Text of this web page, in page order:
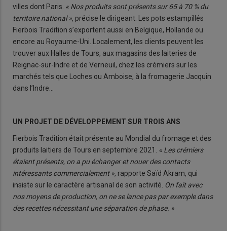
villes dont Paris. « Nos produits sont présents sur 65 à 70 % du
territoire national », précise le dirigeant. Les pots estampillés
Fierbois Tradition s’exportent aussi en Belgique, Hollande ou
encore au Royaume-Uni. Localement, les clients peuvent les
trouver aux Halles de Tours, aux magasins des laiteries de
Reignac-sur-Indre et de Verneuil, chez les crémiers sur les
marchés tels que Loches ou Amboise, à la fromagerie Jacquin
dans l’Indre…
UN PROJET DE DÉVELOPPEMENT SUR TROIS ANS
Fierbois Tradition était présente au Mondial du fromage et des
produits laitiers de Tours en septembre 2021. « Les crémiers
étaient présents, on a pu échanger et nouer des contacts
intéressants commercialement », rapporte Saïd Akram, qui
insiste sur le caractère artisanal de son activité. On fait avec
nos moyens de production, on ne se lance pas par exemple dans
des recettes nécessitant une séparation de phase. »